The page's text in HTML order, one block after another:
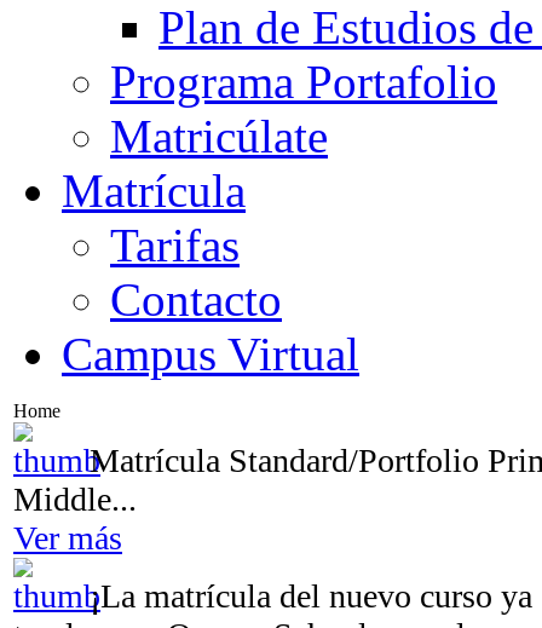
Plan de Estudios de
Programa Portafolio
Matricúlate
Matrícula
Tarifas
Contacto
Campus Virtual
Home
Matrícula Standard/Portfolio
Middle...
Ver más
¡La matrícula del nuevo curso ya